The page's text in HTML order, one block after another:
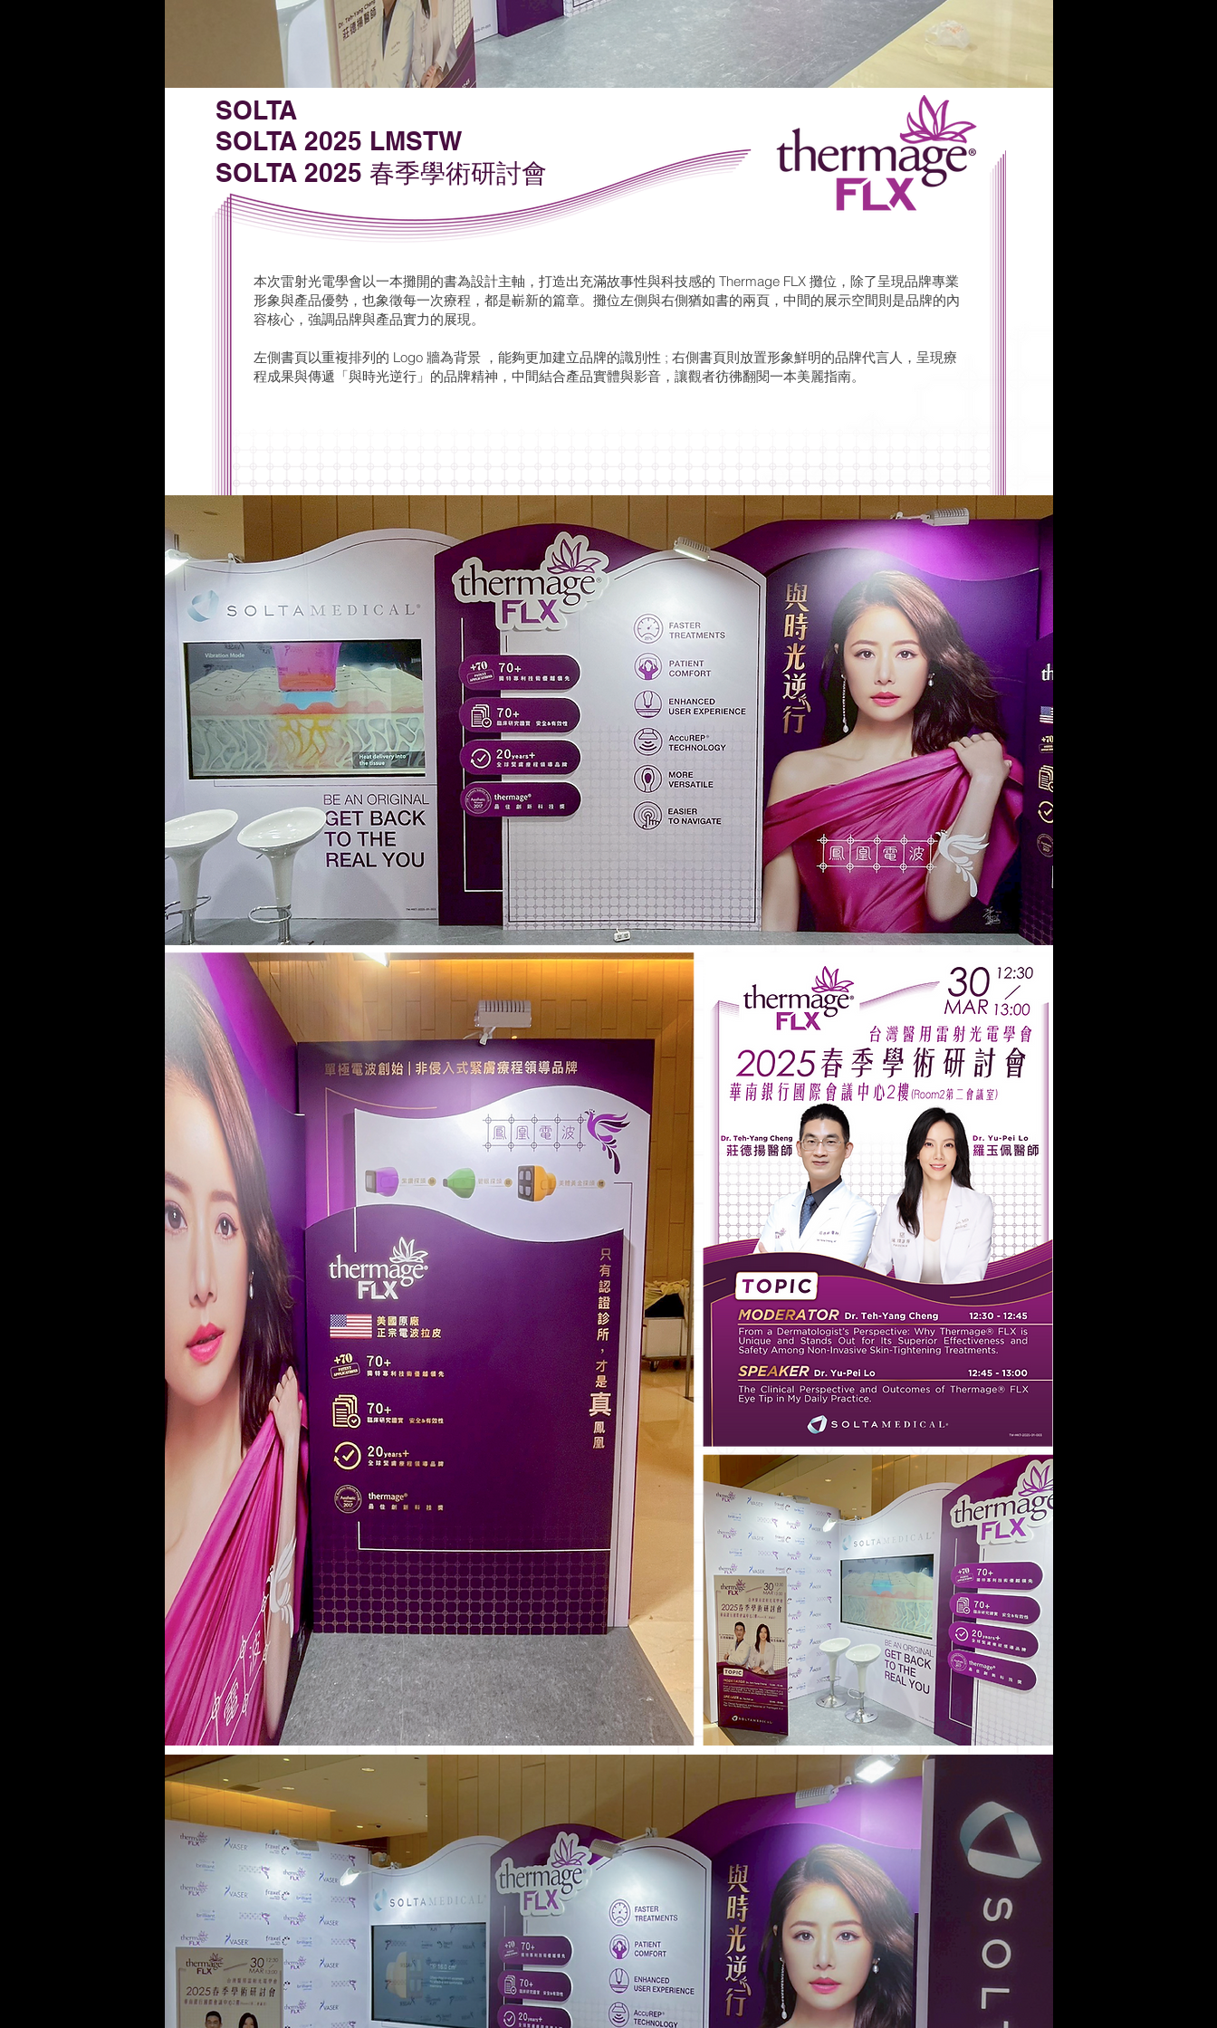
本次雷射光電學會以一本攤開的書為設計主軸，打造出充滿故事性與科技感的 Thermage FLX 攤位，除了呈現品牌專業
形象與產品優勢，也象徵每一次療程，都是嶄新的篇章。攤位左側與右側猶如書的兩頁，中間的展示空間則是品牌的內
容核心，強調品牌與產品實力的展現。
左側書頁以重複排列的 Logo 牆為背景 ，能夠更加建立品牌的識別性 ; 右側書頁則放置形象鮮明的品牌代言人，呈現療
程成果與傳遞「與時光逆行」的品牌精神，中間結合產品實體與影音，讓觀者彷彿翻閱一本美麗指南。
SOLTA
SOLTA 2025 LMSTW
SOLTA 2025 春季學術研討會